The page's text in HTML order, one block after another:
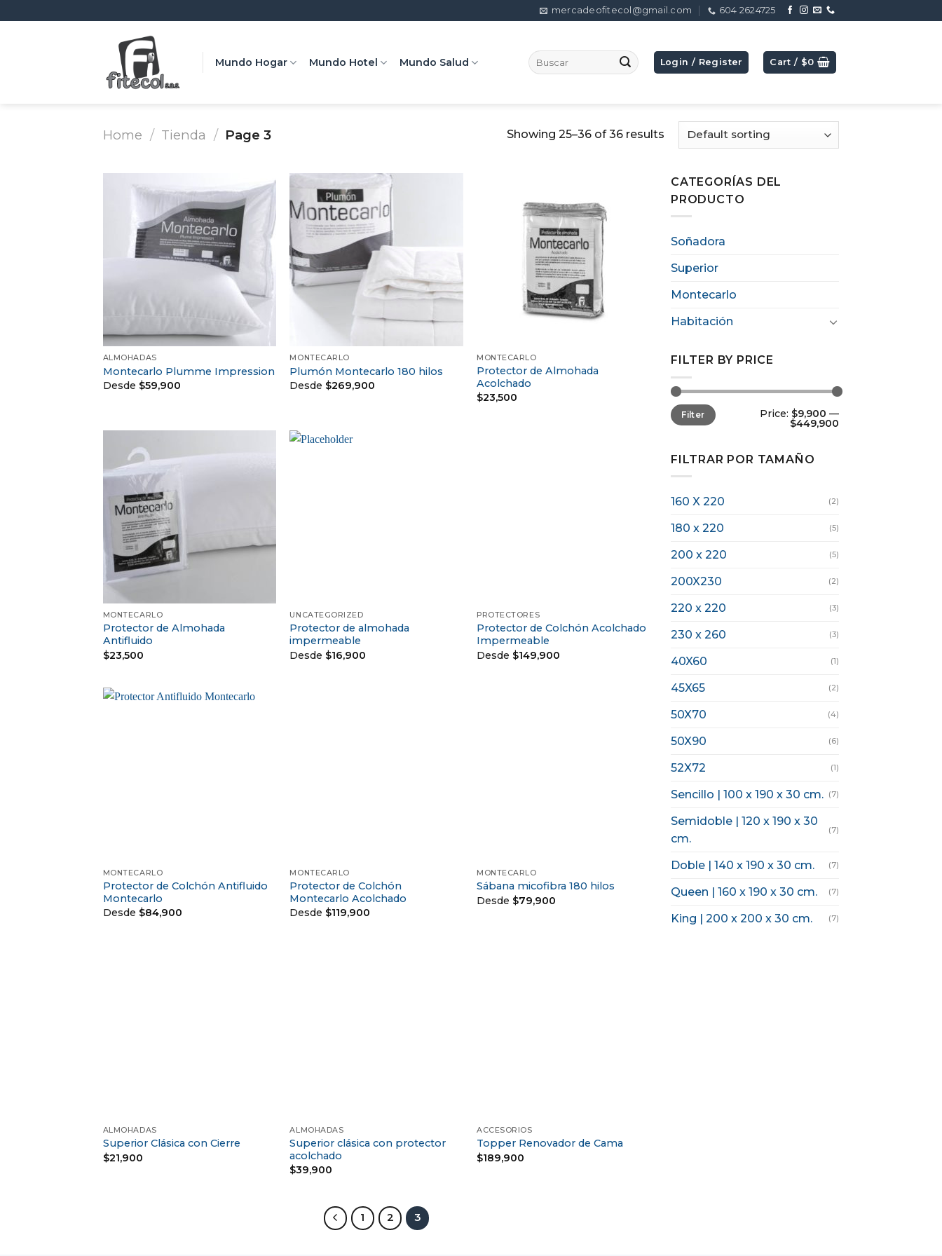
mercadeofitecol@gmail.com 604 2624725
Mundo Hogar Mundo Hotel Mundo Salud
Search
for:
Login / Register Cart / $0
Home / Tienda / Page 3 Showing 25–36 of 36 results
+
ALMOHADAS
Montecarlo Plumme Impression
Desde $59,900
MONTECARLO
Plumón Montecarlo 180 hilos
Desde $269,900
MONTECARLO
Protector de Almohada
Acolchado
$23,500
MONTECARLO
Protector de Almohada
Antifluido
$23,500
UNCATEGORIZED
Protector de almohada
impermeable
Desde $16,900
PROTECTORES
Protector de Colchón Acolchado
Impermeable
Desde $149,900
MONTECARLO
Protector de Colchón Antifluido
Montecarlo
Desde $84,900
MONTECARLO
Protector de Colchón
Montecarlo Acolchado
Desde $119,900
MONTECARLO
Sábana micofibra 180 hilos
Desde $79,900
ALMOHADAS
Superior Clásica con Cierre
$21,900
ALMOHADAS
Superior clásica con protector
acolchado
$39,900
ACCESORIOS
Topper Renovador de Cama
$189,900
1 2 3
CATEGORÍAS DEL
PRODUCTO
Soñadora
Superior
Montecarlo
Habitación
FILTER BY PRICE
Filter Price: $9,900 —
$449,900
FILTRAR POR TAMAÑO
160 X 220 (2)
180 x 220 (5)
200 x 220 (5)
200X230 (2)
220 x 220 (3)
230 x 260 (3)
40X60 (1)
45X65 (2)
50X70 (4)
50X90 (6)
52X72 (1)
Sencillo | 100 x 190 x 30 cm. (7)
Semidoble | 120 x 190 x 30
cm.
(7)
Doble | 140 x 190 x 30 cm. (7)
Queen | 160 x 190 x 30 cm. (7)
King | 200 x 200 x 30 cm. (7)